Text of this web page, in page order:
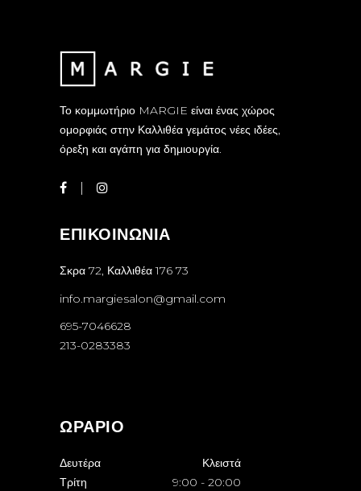
Το κομμωτήριο MARGIE είναι ένας χώρος
ομορφιάς στην Καλλιθέα γεμάτος νέες ιδέες,
όρεξη και αγάπη για δημιουργία.
ΕΠΙΚΟΙΝΩΝΙΑ
Σκρα 72, Καλλιθέα 176 73
info.margiesalon@gmail.com
695-7046628
213-0283383
ΩΡΑΡΙΟ
Δευτέρα
Κλειστά
Τρίτη
9:00 - 20:00